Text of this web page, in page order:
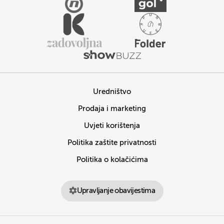
Uredništvo
Prodaja i marketing
Uvjeti korištenja
Politika zaštite privatnosti
Politika o kolačićima
Upravljanje obavijestima